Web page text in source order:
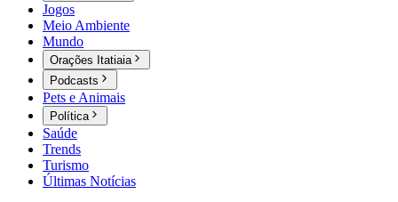
Jogos
Meio Ambiente
Mundo
Orações Itatiaia
Podcasts
Pets e Animais
Política
Saúde
Trends
Turismo
Últimas Notícias